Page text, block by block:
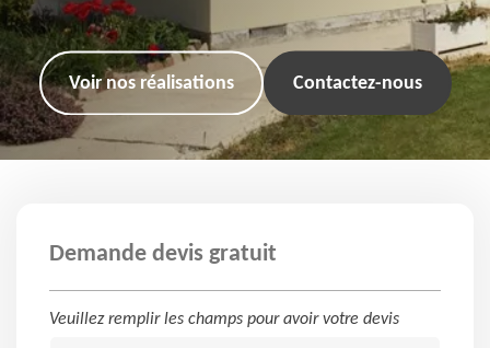
Voir nos réalisations Contactez-nous
Demande devis gratuit
Veuillez remplir les champs pour avoir votre devis